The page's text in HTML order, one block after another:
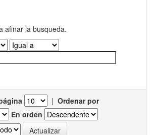
afinar la busqueda.
| Ordenar por
En orden